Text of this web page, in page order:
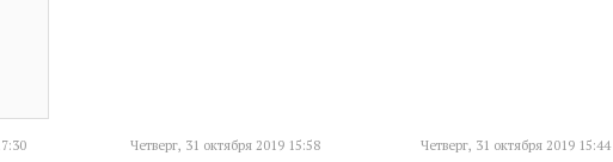
Четверг, 31 октября 2019 15:58 Четверг, 31 октября 2019 15:44